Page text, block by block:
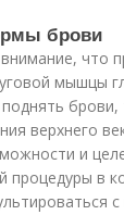
брови
что
мышцы
поднять
верхнего
и
процедуры в